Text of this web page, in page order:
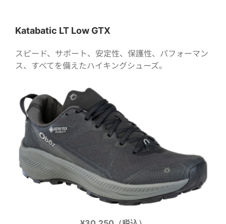
Katabatic LT Low GTX
スピード、サポート、安定性、保護性、パフォーマン
ス、すべてを備えたハイキングシューズ。